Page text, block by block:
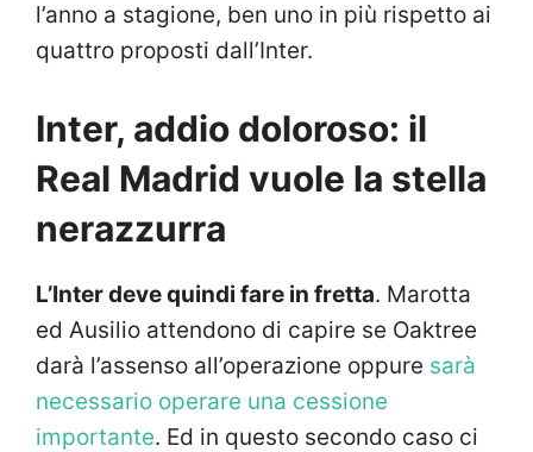
l’anno a stagione, ben uno in più rispetto ai
quattro proposti dall’Inter.
Inter, addio doloroso: il
Real Madrid vuole la stella
nerazzurra
L’Inter deve quindi fare in fretta. Marotta
ed Ausilio attendono di capire se Oaktree
darà l’assenso all’operazione oppure sarà
necessario operare una cessione
importante. Ed in questo secondo caso ci